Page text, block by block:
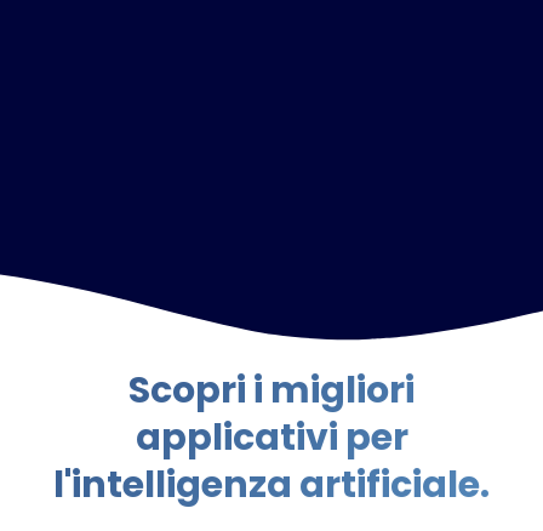
Scopri i migliori
applicativi per
l'intelligenza artificiale.